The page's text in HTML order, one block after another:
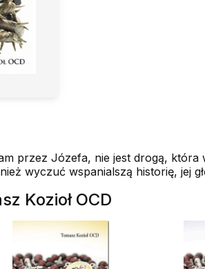
przez Józefa, nie jest drogą,
wyczuć wspanialszą historię, jej
Kozioł OCD